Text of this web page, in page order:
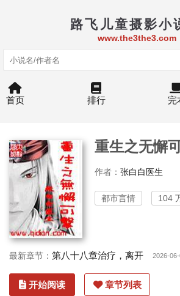
路飞儿童摄影小
www.the3the3.com
首页 排行 完
重生之无懈
作者： 张白白医生
都市言情 104
最新章节： 第八十八章治疗，离开 2026-
开始阅读 章节列表